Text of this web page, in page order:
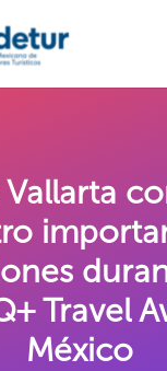
Travel
México